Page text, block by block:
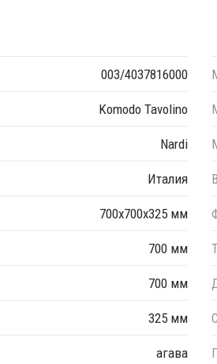
003/4037816000
Komodo Tavolino
Nardi
Италия
700х700х325 мм
700 мм
700 мм
325 мм
агава